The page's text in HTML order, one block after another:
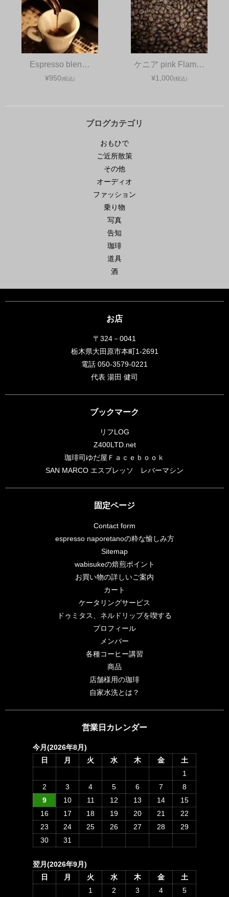
Espresso blen…
¥950(税込)
ケニア pink Flam…
¥1,000(税込)
ブログカテゴリ
おもひで
ご近所散策
その他
オーディオ
ファッション
乗り物
写真
告知
珈琲
道具
酒
お店
〒324－0041
栃木県大田原市本町1-2691
電話 050-3579-0221
代表 湯田 健司
ブックマーク
リフLOG
Z400LTD.net
珈琲司ゆだ屋Ｆａｃｅｂｏｏｋ
SAN MARCO エスプレッソ レバーマシン
固定ページ
Contact form
espresso naporetanoの粋な愉しみ方
Sitemap
wabisukeの焙煎ポイント
お買い物の詳しいご案内
カート
ケータリングサービス
ドゥミタス、ネルドリップを喫する
プロフィール
メンバー
各種コーヒー講習
商品
店舗様用の珈琲
自家水洗とは？
営業日カレンダー
今月(2026年8月)
日
月 火 水 木 金
土
1
2
3 4 5 6 7
8
9
10 11 12 13 14
15
16
17 18 19 20 21
22
23
24 25 26 27 28
29
30
31
翌月(2026年9月)
日
月 火 水 木 金
土
1
2 3 4 5